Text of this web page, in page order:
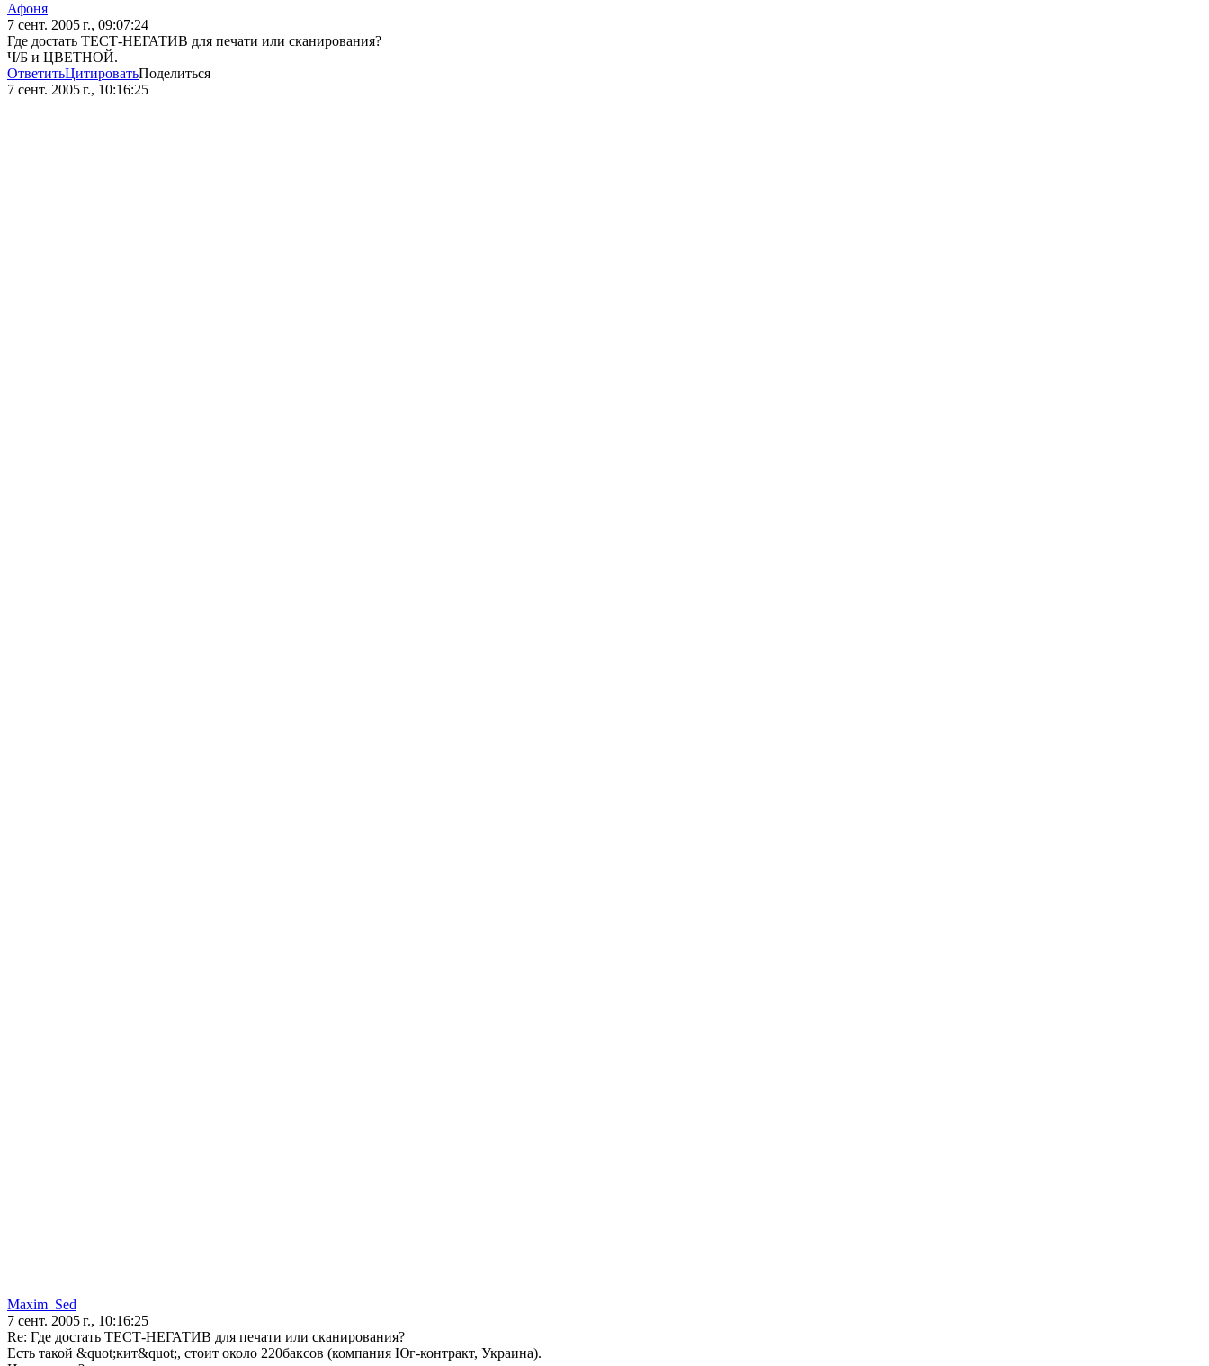
Афоня
7 сент. 2005 г., 09:07:24
Где достать ТЕСТ-НЕГАТИВ для печати или сканирования?
Ч/Б и ЦВЕТНОЙ.
ОтветитьЦитироватьПоделиться
7 сент. 2005 г., 10:16:25
Maxim_Sed
7 сент. 2005 г., 10:16:25
Re: Где достать ТЕСТ-НЕГАТИВ для печати или сканирования?
Есть такой &quot;кит&quot;, стоит около 220баксов (компания Юг-контракт, Украина).